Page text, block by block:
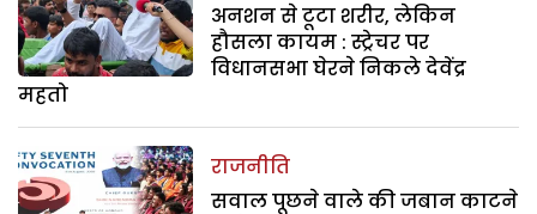
अनशन से टूटा शरीर, लेकिन
हौसला कायम : स्ट्रेचर पर
विधानसभा घेरने निकले देवेंद्र
महतो
राजनीति
सवाल पूछने वाले की जबान काटने